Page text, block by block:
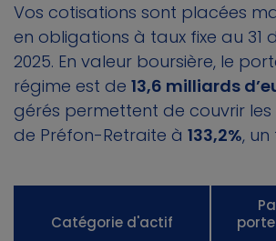
Vos cotisations sont placées
en obligations à taux fixe au 31
2025. En valeur boursière, le
régime est de 13,6 milliards
gérés permettent de couvrir
de Préfon-Retraite à 133,2%,
Catégorie d'actif